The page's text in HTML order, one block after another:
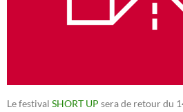
Le festival SHORT UP sera de retour du